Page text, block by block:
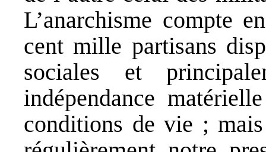
L’anarchisme compte
cent mille partisans
sociales et
indépendance
conditions de vie ;